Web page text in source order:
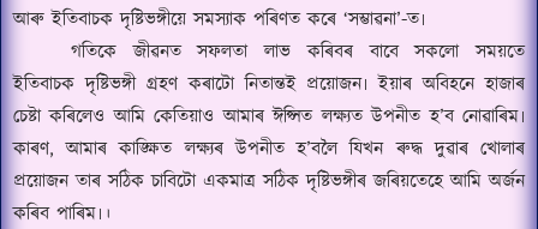
আৰু ইতিবাচক দৃষ্টিভঙ্গীয়ে সমস্যাক পৰিণত কৰে ‘সম্ভাৱনা’-ত৷
গতিকে জীৱনত সফলতা লাভ কৰিবৰ বাবে সকলো সময়তে
ইতিবাচক দৃষ্টিভঙ্গী গ্ৰহণ কৰাটো নিতান্তই প্ৰয়োজন৷ ইয়াৰ অবিহনে হাজাৰ
চেষ্টা কৰিলেও আমি কেতিয়াও আমাৰ ঈপ্সিত লক্ষ্যত উপনীত হ’ব নোৱাৰিম৷
কাৰণ,আমাৰ কাঙ্ক্ষিত লক্ষ্যৰ উপনীত হ’বলৈ যিখন ৰুদ্ধ দুৱাৰ খোলাৰ
প্ৰয়োজন তাৰ সঠিক চাবিটো একমাত্ৰ সঠিক দৃষ্টিভঙ্গীৰ জৰিয়তেহে আমি অর্জন
কৰিব পাৰিম৷।